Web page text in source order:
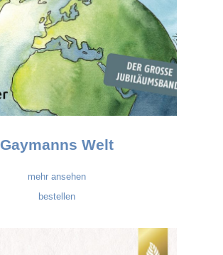
Gaymanns Welt
mehr ansehen
bestellen